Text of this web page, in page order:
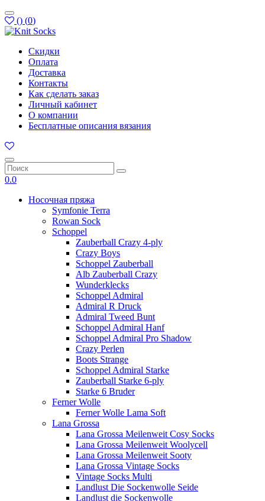
() (0)
Скидки
Оплата
Доставка
Контакты
Как сделать заказ
Личный кабинет
О компании
Бесплатные описания вязания
0.0
Носочная пряжа
Symfonie Terra
Rowan Sock
Schoppel
Zauberball Crazy 4-ply
Crazy Boys
Schoppel Zauberball
Alb Zauberball Crazy
Wunderklecks
Schoppel Admiral
Admiral R Druck
Admiral Tweed Bunt
Schoppel Admiral Hanf
Schoppel Admiral Pro Shadow
Crazy Perlen
Boots Strange
Schoppel Admiral Starke
Zauberball Starke 6-ply
Starke 6 Bruder
Ferner Wolle
Ferner Wolle Lama Soft
Lana Grossa
Lana Grossa Meilenweit Cosy Socks
Lana Grossa Meilenweit Woolycell
Lana Grossa Meilenweit Sooty
Lana Grossa Vintage Socks
Vintage Socks Multi
Landlust Die Sockenwolle Seide
Landlust die Sockenwolle